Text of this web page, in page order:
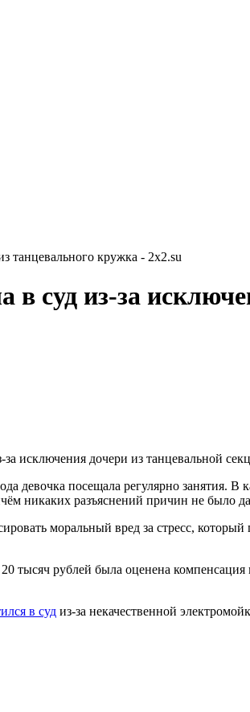
танцевального кружка - 2x2.su
суд из-за
исключения дочери из танцевальной
девочка посещала регулярно занятия. В
никаких разъяснений причин не было
моральный вред за стресс,
рублей была оценена
в суд из-за некачественной